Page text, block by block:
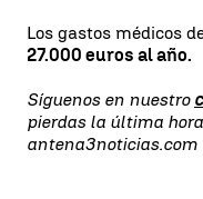
Los gastos médicos
27.000 euros al año.
Síguenos en nuestro
pierdas la última
antena3noticias.com